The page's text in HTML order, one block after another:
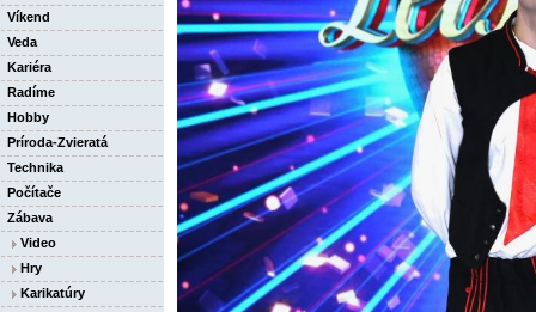
Víkend
Veda
Kariéra
Radíme
Hobby
Príroda-Zvieratá
Technika
Počítače
Zábava
Video
Hry
Karikatúry